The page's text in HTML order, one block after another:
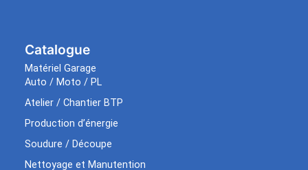
Catalogue
Matériel Garage
Auto / Moto / PL
Atelier / Chantier BTP
Production d’énergie
Soudure / Découpe
Nettoyage et Manutention